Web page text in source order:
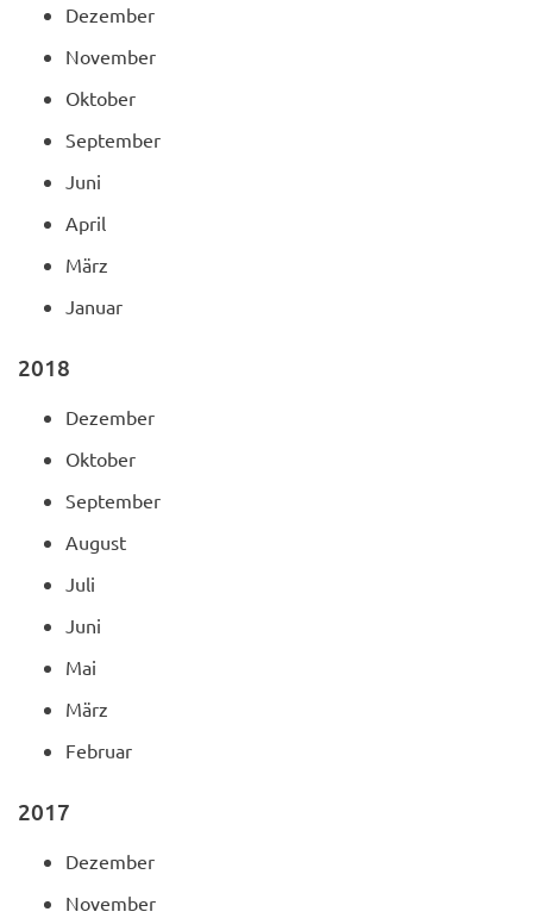
Dezember
November
Oktober
September
Juni
April
März
Januar
2018
Dezember
Oktober
September
August
Juli
Juni
Mai
März
Februar
2017
Dezember
November